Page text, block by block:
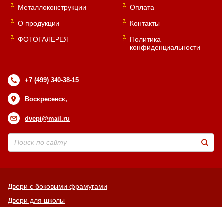
Металлоконструкции
О продукции
ФОТОГАЛЕРЕЯ
Оплата
Контакты
Политика
конфиденциальности
+7 (499) 340-38-15
Воскресенск,
dvepi@mail.ru
Двери с боковыми фрамугами
Двери для школы